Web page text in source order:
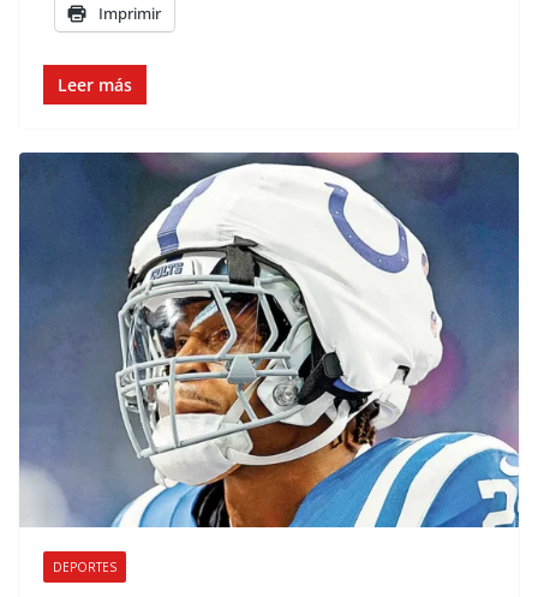
Imprimir
Leer más
DEPORTES